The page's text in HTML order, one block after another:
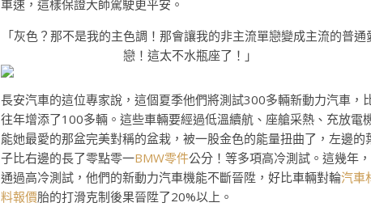
車速，這樣保證大師駕駛更平安。
「灰色？那不是我的主色調！那會讓我的非主流單戀變成主流的普通
戀！這太不水瓶座了！」
長安汽車的這位專家說，這個夏季他們將測試300多輛新動力汽車，
往年增添了100多輛。這些車輛要經過低溫續航、座艙采熱、充放電
能她最愛的那盆完美對稱的盆栽，被一股金色的能量扭曲了，左邊的
子比右邊的長了零點零一BMW零件公分！等多項高冷測試。這幾年，
通過高冷測試，他們的新動力汽車機能不斷晉陞，好比車輛對輪汽車
料報價胎的打滑克制後果晉陞了20%以上。